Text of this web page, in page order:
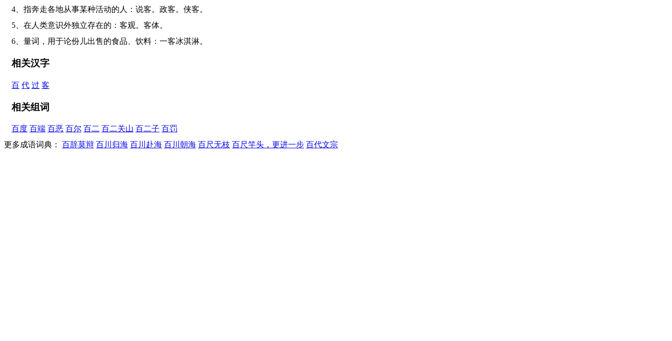
4、指奔走各地从事某种活动的人：说客。政客。侠客。
5、在人类意识外独立存在的：客观。客体。
6、量词，用于论份儿出售的食品、饮料：一客冰淇淋。
相关汉字
百 代 过 客
相关组词
百度 百端 百恶 百尔 百二 百二关山 百二子 百罚
更多成语词典： 百辞莫辩 百川归海 百川赴海 百川朝海 百尺无枝 百尺竿头，更进一步 百代文宗